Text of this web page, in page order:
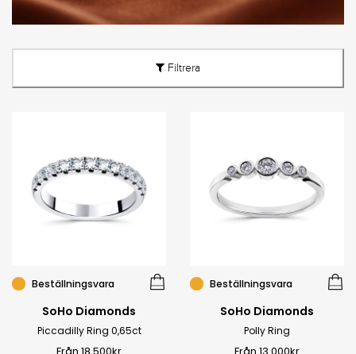
Filtrera
Beställningsvara
SoHo Diamonds
Piccadilly Ring 0,65ct
Beställningsvara
SoHo Diamonds
Polly Ring